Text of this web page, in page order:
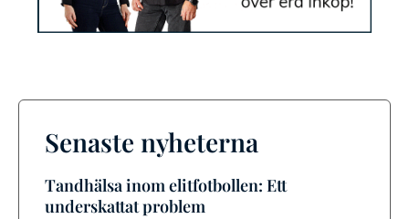
Senaste nyheterna
Tandhälsa inom elitfotbollen: Ett
underskattat problem